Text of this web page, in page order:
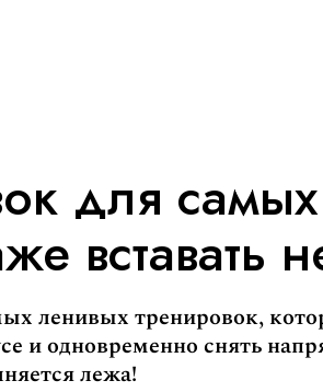
для самых
вставать
ленивых тренировок,
и одновременно снять
лежа!